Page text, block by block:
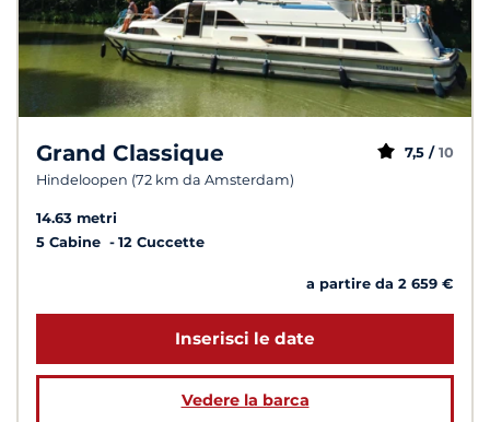
Grand Classique
Hindeloopen (72 km da Amsterdam)
7,5 / 10
14.63 metri
5 Cabine
12 Cuccette
a partire da 2 659 €
Inserisci le date
Vedere la barca